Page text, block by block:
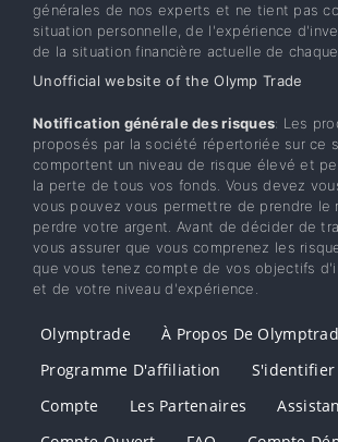
générales de nos experts et ne tient pas
situation personnelle, de l'expérience
de la situation financière actuelle de
Unofficial website of the Olymp Trade
Notification générale des risques: Les
proposés par la société répertoriée sur ce
comportent un niveau de risque élevé et
la perte de tous vos fonds. Vous devez
vous pouvez vous permettre de prendre le
perdre votre argent. Avant de décider de
vous assurer que vous comprenez les
que vous tenez compte de vos objectifs
et de votre niveau d'expérience.
Olymptrade
À Propos De
Programme D'affiliation
S'identifier
Compte
Les Partenaires